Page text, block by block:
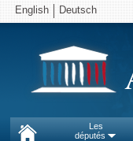
English Deutsch
Les
députés